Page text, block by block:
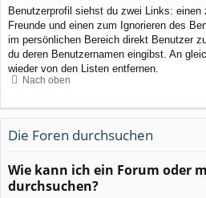
Benutzerprofil siehst du zwei Links:
Freunde und einen zum Ignorieren des
im persönlichen Bereich direkt Benutzer
du deren Benutzernamen eingibst. An
wieder von den Listen entfernen.
Nach oben
Die Foren durchsuchen
Wie kann ich ein Forum oder
durchsuchen?